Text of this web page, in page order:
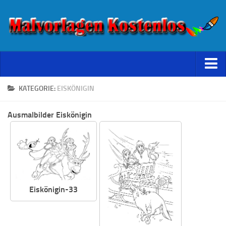
Starseite
KATEGORIE: EISKÖNIGIN
Ausmalbilder Eiskönigin
Eiskönigin-33